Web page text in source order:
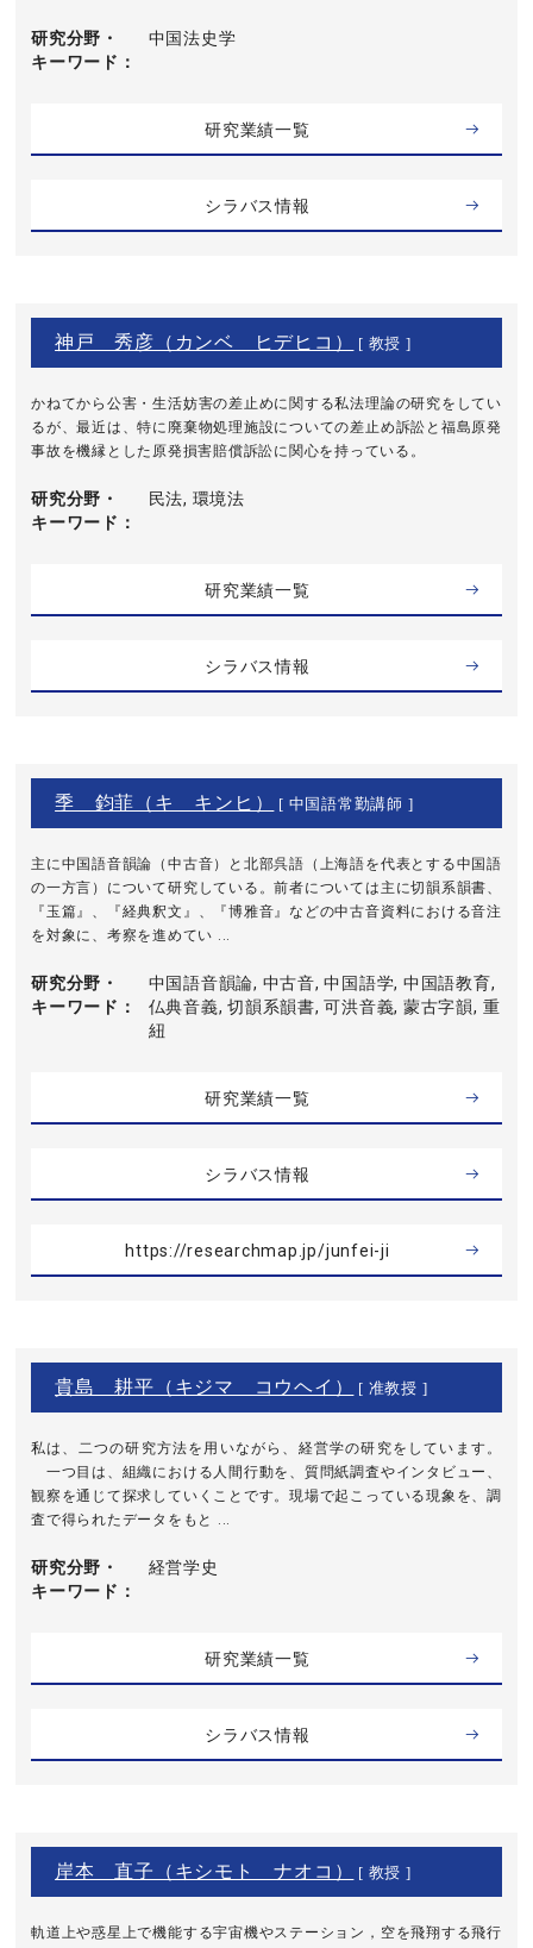
研究分野・
キーワード
中国法史学
研究業績一覧
シラバス情報
神戸 秀彦（カンベ ヒデヒコ） [ 教授 ]
かねてから公害・生活妨害の差止めに関する私法理論の研究をしてい
るが、最近は、特に廃棄物処理施設についての差止め訴訟と福島原発
事故を機縁とした原発損害賠償訴訟に関心を持っている。
研究分野・
キーワード
民法, 環境法
研究業績一覧
シラバス情報
季 鈞菲（キ キンヒ） [ 中国語常勤講師 ]
主に中国語音韻論（中古音）と北部呉語（上海語を代表とする中国語
の一方言）について研究している。前者については主に切韻系韻書、
『玉篇』、『経典釈文』、『博雅音』などの中古音資料における音注
を対象に、考察を進めてい ...
研究分野・
キーワード
中国語音韻論, 中古音, 中国語学, 中国語教育,
仏典音義, 切韻系韻書, 可洪音義, 蒙古字韻, 重
紐
研究業績一覧
シラバス情報
https://researchmap.jp/junfei-ji
貴島 耕平（キジマ コウヘイ） [ 准教授 ]
私は、二つの研究方法を用いながら、経営学の研究をしています。
一つ目は、組織における人間行動を、質問紙調査やインタビュー、
観察を通じて探求していくことです。現場で起こっている現象を、調
査で得られたデータをもと ...
研究分野・
キーワード
経営学史
研究業績一覧
シラバス情報
岸本 直子（キシモト ナオコ） [ 教授 ]
軌道上や惑星上で機能する宇宙機やステーション，空を飛翔する飛行